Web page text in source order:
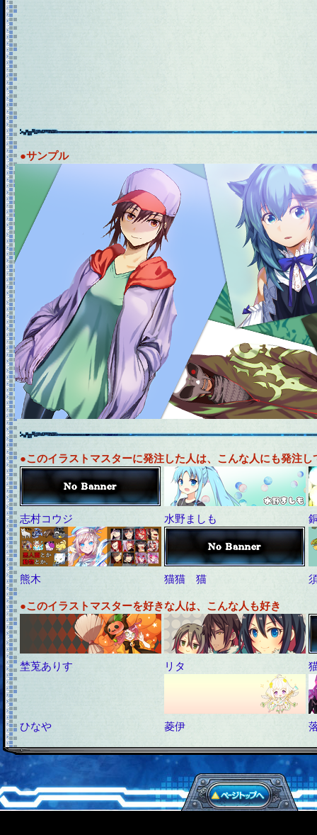
●サンプル
●このイラストマスターに発注した人は、こんな人にも発注し
志村コウジ 水野ましも
熊木 猫猫 猫
●このイラストマスターを好きな人は、こんな人も好き
埜莵ありす リタ
ひなや 菱伊